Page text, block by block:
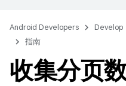
Android Developers Develop
指南
收集分页